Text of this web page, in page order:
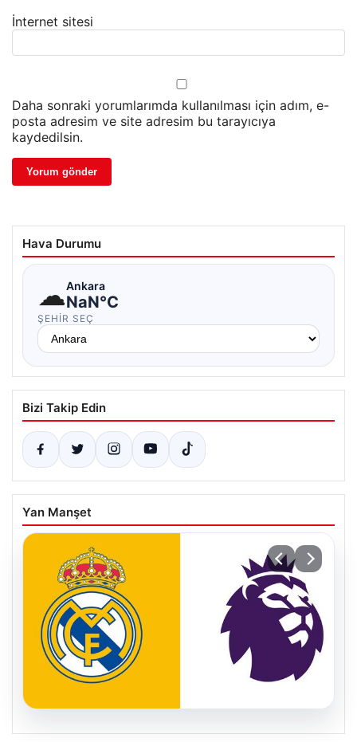
İnternet sitesi
Daha sonraki yorumlarımda kullanılması için adım, e-
posta adresim ve site adresim bu tarayıcıya
kaydedilsin.
Hava Durumu
☁Ankara
NaN°C
ŞEHIR SEÇ
Bizi Takip Edin
Yan Manşet